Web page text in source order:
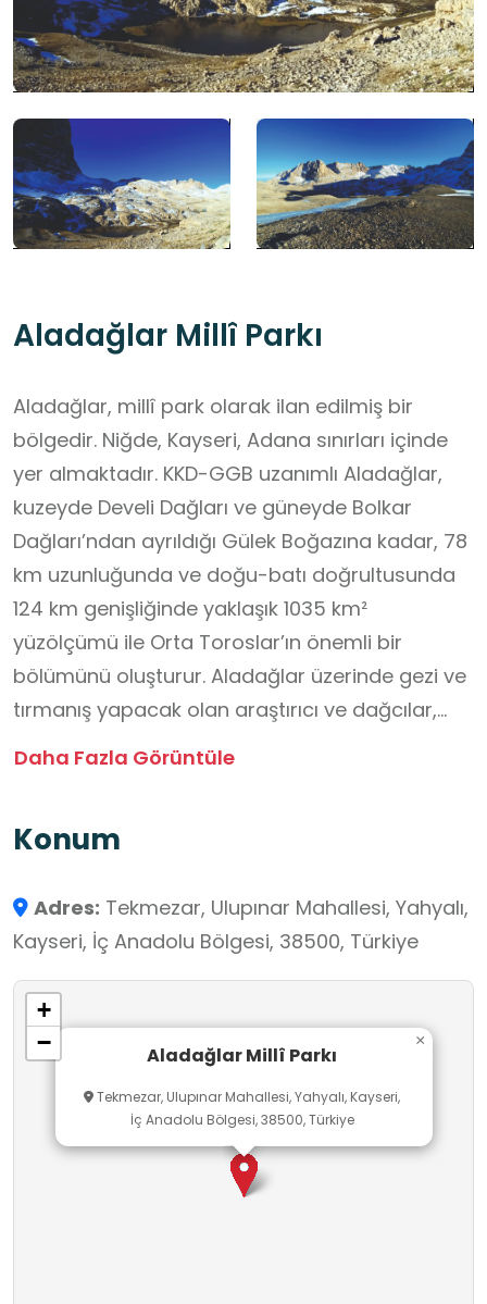
Aladağlar Millî Parkı
Aladağlar, millî park olarak ilan edilmiş bir
bölgedir. Niğde, Kayseri, Adana sınırları içinde
yer almaktadır. KKD-GGB uzanımlı Aladağlar,
kuzeyde Develi Dağları ve güneyde Bolkar
Dağları’ndan ayrıldığı Gülek Boğazına kadar, 78
km uzunluğunda ve doğu-batı doğrultusunda
124 km genişliğinde yaklaşık 1035 km²
yüzölçümü ile Orta Toroslar’ın önemli bir
bölümünü oluşturur. Aladağlar üzerinde gezi ve
tırmanış yapacak olan araştırıcı ve dağcılar,
genellikle Niğde-Çamardı–Çukurbağ köyü
tırmanış yapmak isteyenler, Demirkazık
Demirkazık batı yamaç tırmanışı ve Çımbar
vadisinde gezi yapacak olanlar, Demirkazık
köyünden dağlara giriş yaparlar. Gerek
Çukurbağ gerekse Demirkazık köyleri, Çamardı
devlet yoluyla Niğde il merkezine bağlıdır.
Daha Fazla Görüntüle
Konum
Adres: Tekmezar, Ulupınar Mahallesi, Yahyalı,
Kayseri, İç Anadolu Bölgesi, 38500, Türkiye
Aladağlar Millî Parkı
Tekmezar, Ulupınar Mahallesi, Yahyalı, Kayseri,
İç Anadolu Bölgesi, 38500, Türkiye
×
+
−